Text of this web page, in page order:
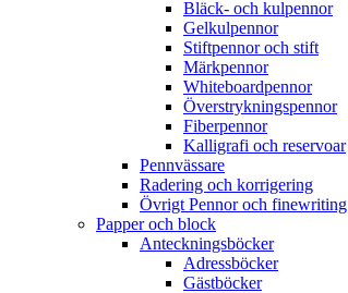
Bläck- och kulpennor
Gelkulpennor
Stiftpennor och stift
Märkpennor
Whiteboardpennor
Överstrykningspennor
Fiberpennor
Kalligrafi och reservoar
Pennvässare
Radering och korrigering
Övrigt Pennor och finewriting
Papper och block
Anteckningsböcker
Adressböcker
Gästböcker